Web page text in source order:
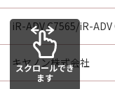
iR-ADV C7565/iR-
キヤノン株式会社
スクロールでき
ます